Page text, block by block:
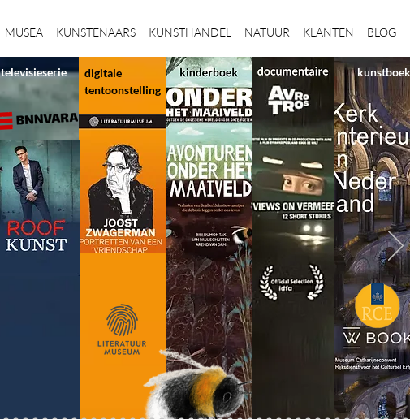
MUSEA KUNSTENAARS KUNSTHANDEL NATUUR KLANTEN BLOG
digitale
tentoonstelling
televisieserie kunstboek